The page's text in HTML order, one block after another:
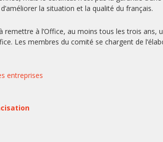
d’améliorer la situation et la qualité du français.
à l’Office, au moins tous les trois ans,
Les membres du comité se chargent de
entreprises